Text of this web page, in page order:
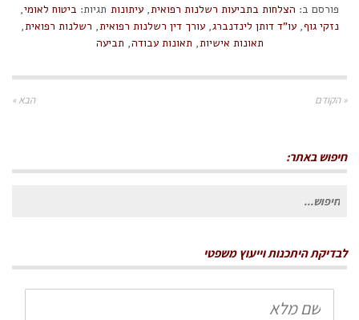
פורסם ב: הצלחות בתביעות רשלנות רפואית, עיתונות תגיות: ביטוח לאומי,
נזקי גוף,עו"ד דותן לינדנברג,עורך דין רשלנות רפואית, רשלנות רפואית,
תאונות אישיות, תאונות עבודה, תביעה
« הקודם הבא »
חיפוש באתר:
חיפוש
לבדיקת היתכנות וייעוץ משפטי
שם
מלא